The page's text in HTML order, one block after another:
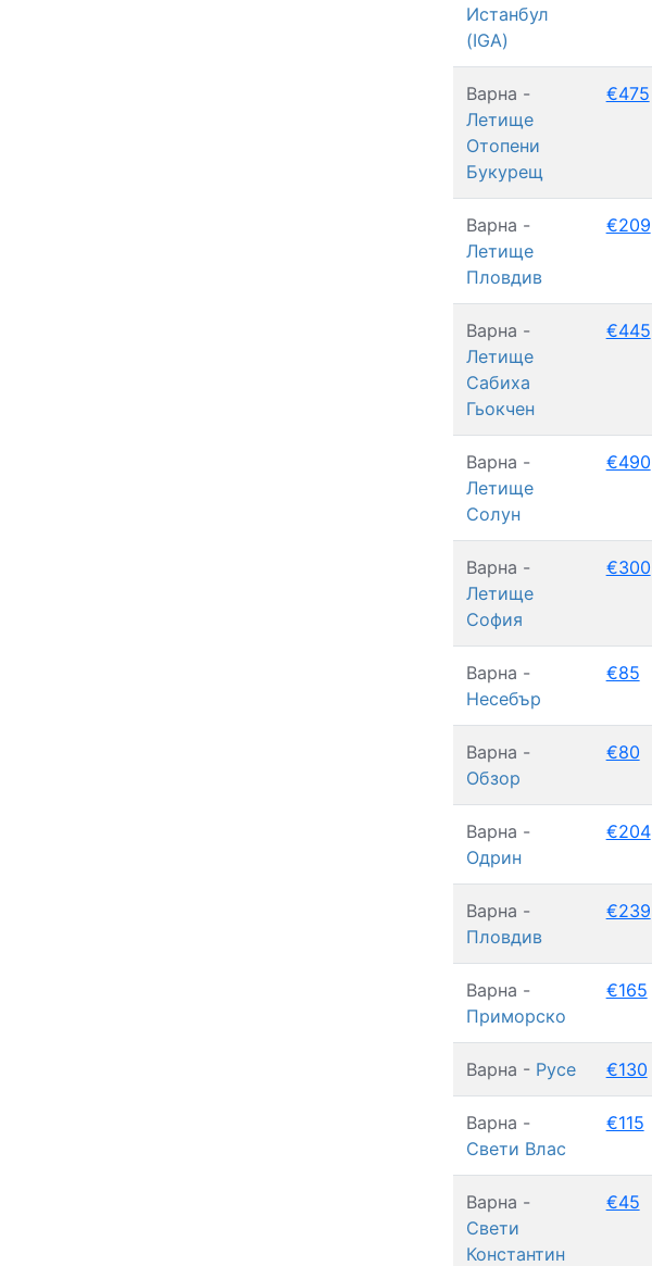
Истанбул
(IGA)
Варна -
Летище
Отопени
Букурещ
€475
Варна -
Летище
Пловдив
€209
Варна -
Летище
Сабиха
Гьокчен
€445
Варна -
Летище
Солун
€490
Варна -
Летище
София
€300
Варна -
Несебър
€85
Варна -
Обзор
€80
Варна -
Одрин
€204
Варна -
Пловдив
€239
Варна -
Приморско
€165
Варна - Русе €130
Варна -
Свети Влас
€115
Варна -
Свети
Константин
€45